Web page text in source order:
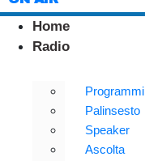
Home
Radio
Programmi
Palinsesto
Speaker
Ascolta